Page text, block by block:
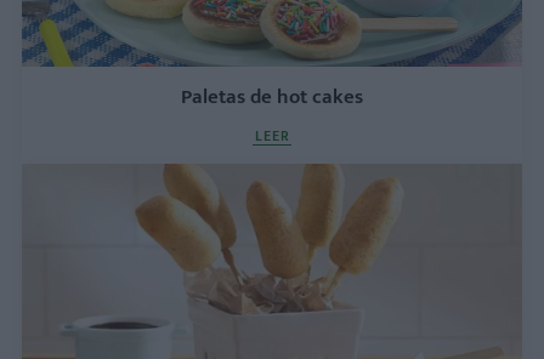
Paletas de hot cakes
LEER